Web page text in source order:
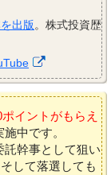
出版。株式投資歴
イントがもらえ
施中です。
託幹事として狙い
そして落選しても